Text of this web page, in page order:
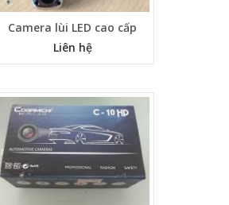
Camera lùi LED cao cấp
Liên hệ